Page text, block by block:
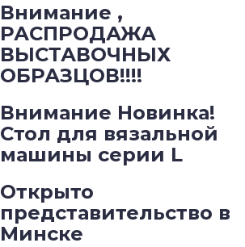
Внимание ,
РАСПРОДАЖА
ВЫСТАВОЧНЫХ
ОБРАЗЦОВ!!!!
Внимание Новинка!
Стол для вязальной
машины серии L
Открыто
представительство в
Минске